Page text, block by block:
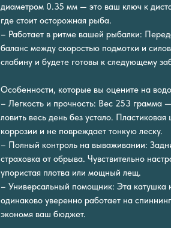
диаметром 0.35 мм — это ваш ключ к
где стоит осторожная рыба.
– Работает в ритме вашей рыбалки:
баланс между скоростью подмотки и
слабину и будете готовы к следующему
Особенности, которые вы оцените на
– Легкость и прочность: Вес 253 грамма
ловить весь день без устало.
коррозии и не повреждает тонкую леску.
– Полный контроль на вываживании:
страховка от обрыва. Чувствительно
упористая плотва или мощный лещ.
– Универсальный помощник: Эта катушка
одинаково уверенно работает на
экономя ваш бюджет.